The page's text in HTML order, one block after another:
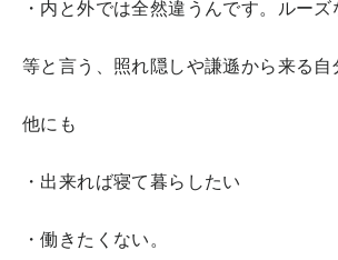
・内と外では全然違うんです。ルーズ
等と言う、照れ隠しや謙遜から来る
他にも
・出来れば寝て暮らしたい
・働きたくない。